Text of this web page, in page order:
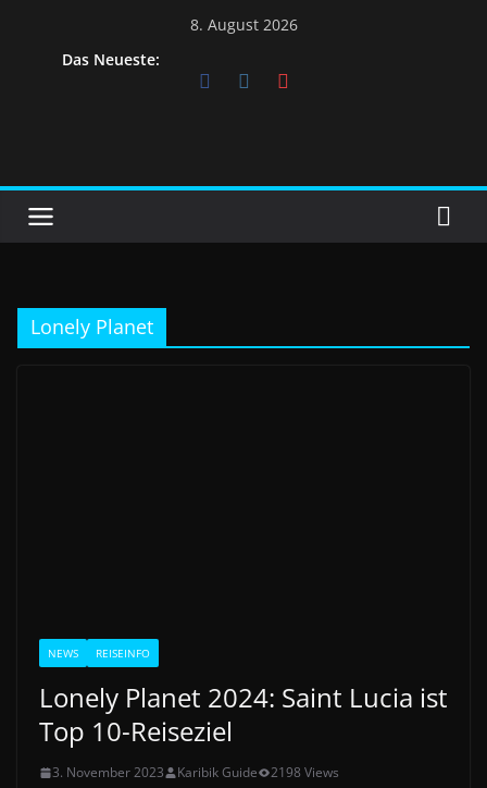
8. August 2026
Das Neueste:
Lonely Planet
NEWS REISEINFO
Lonely Planet 2024: Saint Lucia ist
Top 10-Reiseziel
3. November 2023 Karibik Guide
2198 Views